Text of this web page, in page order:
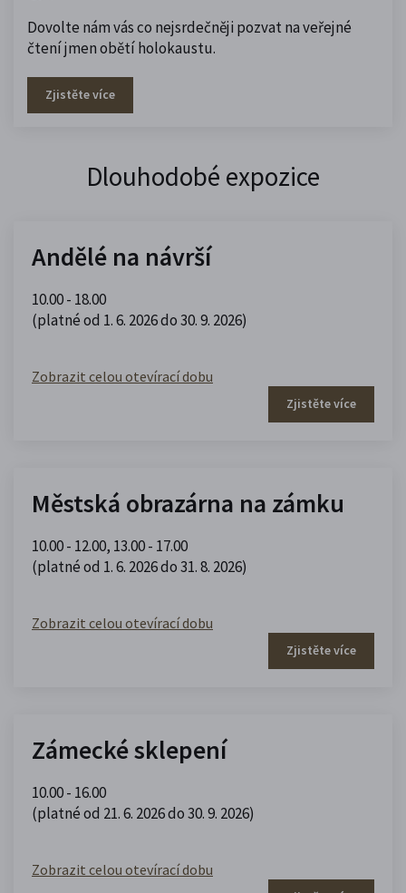
Dovolte nám vás co nejsrdečněji pozvat na veřejné
čtení jmen obětí holokaustu.
Zjistěte více
Dlouhodobé expozice
Andělé na návrší
10.00 - 18.00
(platné od 1. 6. 2026 do 30. 9. 2026)
Zobrazit celou otevírací dobu
Zjistěte více
Městská obrazárna na zámku
10.00 - 12.00, 13.00 - 17.00
(platné od 1. 6. 2026 do 31. 8. 2026)
Zobrazit celou otevírací dobu
Zjistěte více
Zámecké sklepení
10.00 - 16.00
(platné od 21. 6. 2026 do 30. 9. 2026)
Zobrazit celou otevírací dobu